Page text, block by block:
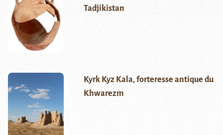
Tadjikistan
Kyrk Kyz Kala, forteresse antique du
Khwarezm